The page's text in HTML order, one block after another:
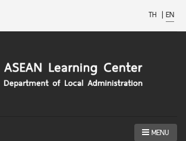
TH | EN
MENU